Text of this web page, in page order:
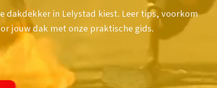
dakdekker in Lelystad kiest. Leer tips, voorkom
jouw dak met onze praktische gids.